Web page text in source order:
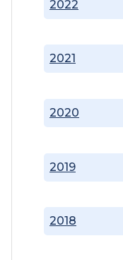
2018
2019
2020
2021
2022